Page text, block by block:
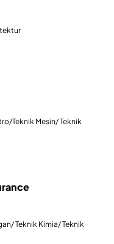
Teknik Mesin/ Teknik
Teknik Kimia/ Teknik